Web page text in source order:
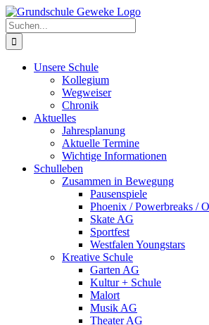
Zum
Inhalt
springen
Suche
nach:
Unsere Schule
Kollegium
Wegweiser
Chronik
Aktuelles
Jahresplanung
Aktuelle Termine
Wichtige Informationen
Schulleben
Zusammen in Bewegung
Pausenspiele
Phoenix / Powerbreaks /
Skate AG
Sportfest
Westfalen Youngstars
Kreative Schule
Garten AG
Kultur + Schule
Malort
Musik AG
Theater AG